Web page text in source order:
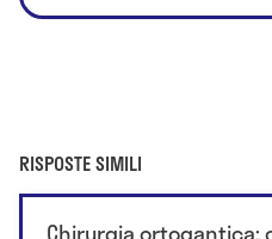
RISPOSTE SIMILI